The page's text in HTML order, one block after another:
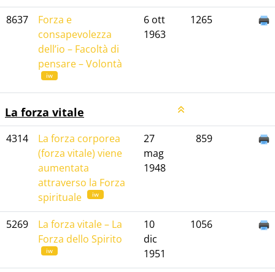
8637
Forza e
consapevolezza
dell’io – Facoltà di
pensare – Volontà
iw
6 ott
1963
1265
La forza vitale
4314
La forza corporea
(forza vitale) viene
aumentata
attraverso la Forza
spirituale
iw
27
mag
1948
859
5269
La forza vitale – La
Forza dello Spirito
iw
10
dic
1951
1056